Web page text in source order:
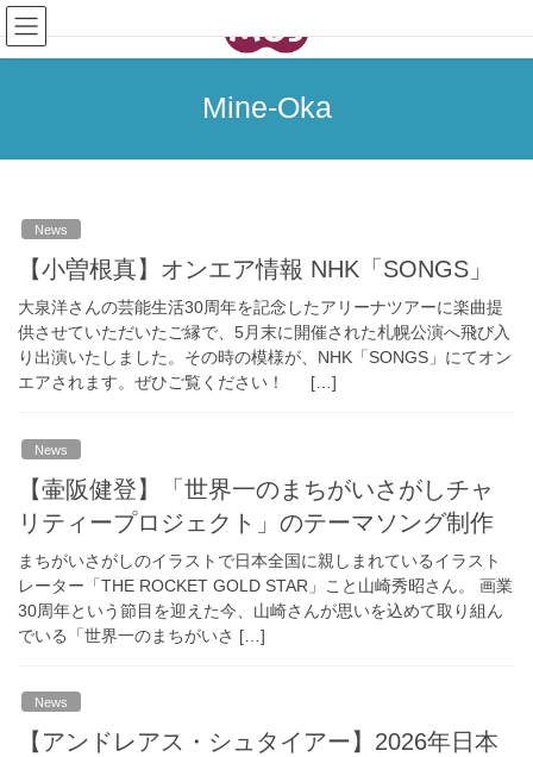
コ
ン
テ
ス
ナ
ビ
ゲ
ン
Mine-Oka
News
【小曽根真】オンエア情報 NHK「SONGS」
大泉洋さんの芸能生活30周年を記念したアリーナツアーに楽曲提
供させていただいたご縁で、5月末に開催された札幌公演へ飛び入
り出演いたしました。その時の模様が、NHK「SONGS」にてオン
エアされます。ぜひご覧ください！ […]
News
【壷阪健登】「世界一のまちがいさがしチャ
リティープロジェクト」のテーマソング制作
まちがいさがしのイラストで日本全国に親しまれているイラスト
レーター「THE ROCKET GOLD STAR」こと山崎秀昭さん。 画業
30周年という節目を迎えた今、山崎さんが思いを込めて取り組ん
でいる「世界一のまちがいさ […]
News
【アンドレアス・シュタイアー】2026年日本